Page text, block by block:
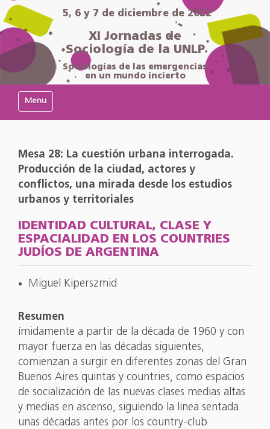
5, 6 y 7 de diciembre de 2022
XI Jornadas de
Sociología de la UNLP
Sociologías de las emergencias
en un mundo incierto
Mostrar/Ocultar navegación
Mesa 28: La cuestión urbana interrogada.
Producción de la ciudad, actores y
conflictos, una mirada desde los estudios
urbanos y territoriales
IDENTIDAD CULTURAL, CLASE Y
ESPACIALIDAD EN LOS COUNTRIES
JUDÍOS DE ARGENTINA
Miguel Kiperszmid
Resumen
ímidamente a partir de la década de 1960 y con
mayor fuerza en las décadas siguientes,
comienzan a surgir en diferentes zonas del Gran
Buenos Aires quintas y countries, como espacios
de socialización de las nuevas clases medias altas
y medias en ascenso, siguiendo la linea sentada
unas décadas antes por los country-club